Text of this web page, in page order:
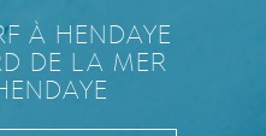
À HENDAYE
DE LA MER